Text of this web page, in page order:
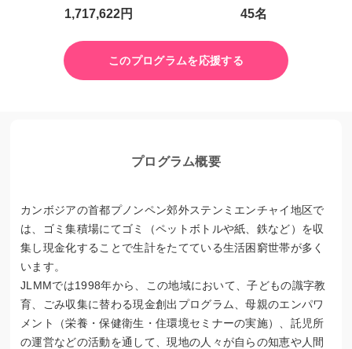
1,717,622円 45名
このプログラムを応援する
プログラム概要
カンボジアの首都プノンペン郊外ステンミエンチャイ地区で
は、ゴミ集積場にてゴミ（ペットボトルや紙、鉄など）を収
集し現金化することで生計をたてている生活困窮世帯が多く
います。
JLMMでは1998年から、この地域において、子どもの識字教
育、ごみ収集に替わる現金創出プログラム、母親のエンパワ
メント（栄養・保健衛生・住環境セミナーの実施）、託児所
の運営などの活動を通して、現地の人々が自らの知恵や人間